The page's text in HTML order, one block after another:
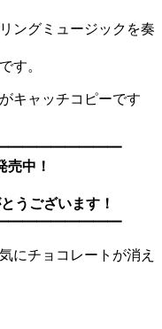
ングミュージックを奏
す。
キャッチコピーです
中！
うございます！
にチョコレートが消え